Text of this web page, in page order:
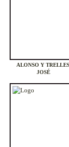
ALONSO Y
JOSÉ